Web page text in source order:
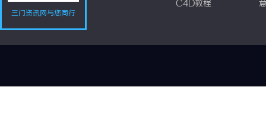
三门资讯网与您同行
C4D教程